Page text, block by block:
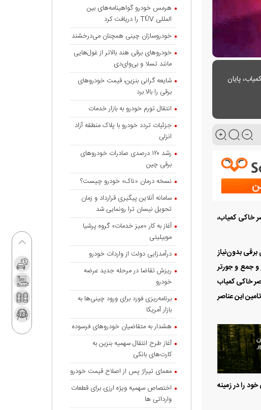
پایان
خاکی کمیاب،
بدون‌نیاز
قدرتمندتر و جمع و جورتر
۷۰‌درصد از معادن و ۸۵‌درصد از پالایش عناصر خاکی کمیاب
این عناصر
خود را در زمینه
هرمس خودرو گواهینامه‌های بین
المللی TÜV را دریافت کرد
خودروسازان چینی همچنان می‌درخشند
خودروهای برقی هند بالاتر از غول‌هایی
مانند تسلا و بی‌وای‌دی
شایعه گرانی بنزین، قیمت خودروهای
برقی را بالا برد
انتقال تورم خودرو به بازار خدمات
جزئیات تردد خودرو با پلاک منطقه آزاد
انزلی
رشد ۱۲۰ درصدی صادرات خودروهای
برقی چین
نسخه درمان «ناک» خودرو چیست؟
سامانه آنلاین پیگیری قرارداد‌ و زمان
تحویل نیسان ترا رونمایی شد
آغاز به کار «میز خدمات» گروه پرشیا
موبیلیتی
درآمدزایی دولت از واردات خودرو
ریزش تقاضا در مرحله جدید عرضه
خودرو
برنامه‌ریزی فورد برای ورود چینی‌ها به
بازار آمریکا
هشدار به متقاضیان خودروهای فرسوده
آغاز طرح انتقال سهمیه بنزین به
کارت‌های بانکی
معمای تیراژ پس از اصلاح قیمت خودرو
اختصاص سهمیه ویژه ارزی برای قطعات
وارداتی ها